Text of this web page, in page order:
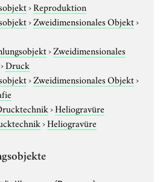
›Reproduktion
›Zweidimensionales Objekt›
›Zweidimensionales
›Druck
›Zweidimensionales Objekt›
›Heliogravüre
›Heliogravüre